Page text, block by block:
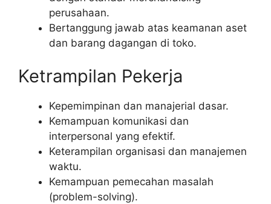
perusahaan.
Bertanggung jawab atas keamanan aset
dan barang dagangan di toko.
Ketrampilan Pekerja
Kepemimpinan dan manajerial dasar.
Kemampuan komunikasi dan
interpersonal yang efektif.
Keterampilan organisasi dan manajemen
waktu.
Kemampuan pemecahan masalah
(problem-solving).